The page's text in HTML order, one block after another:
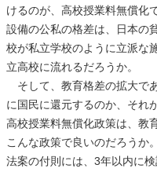
けるのが、高校授業料無償化
設備の公私の格差は、日本の
校が私立学校のように立派な
立高校に流れるだろうか。
そして、教育格差の拡大で
に国民に還元するのか、それ
高校授業料無償化政策は、教
こんな政策で良いのだろうか。
法案の付則には、3年以内に